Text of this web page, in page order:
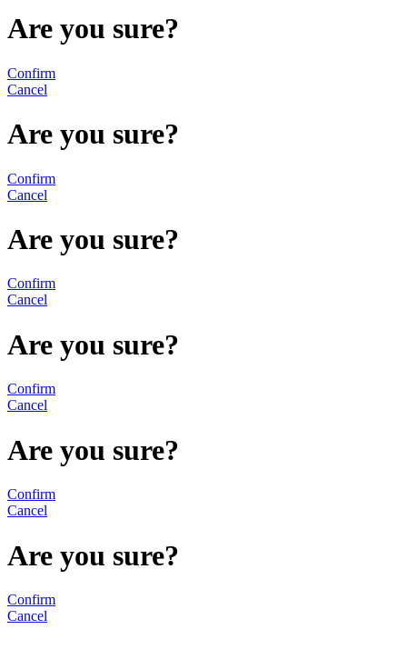
Are you sure?
Confirm
Cancel
Are you sure?
Confirm
Cancel
Are you sure?
Confirm
Cancel
Are you sure?
Confirm
Cancel
Are you sure?
Confirm
Cancel
Are you sure?
Confirm
Cancel